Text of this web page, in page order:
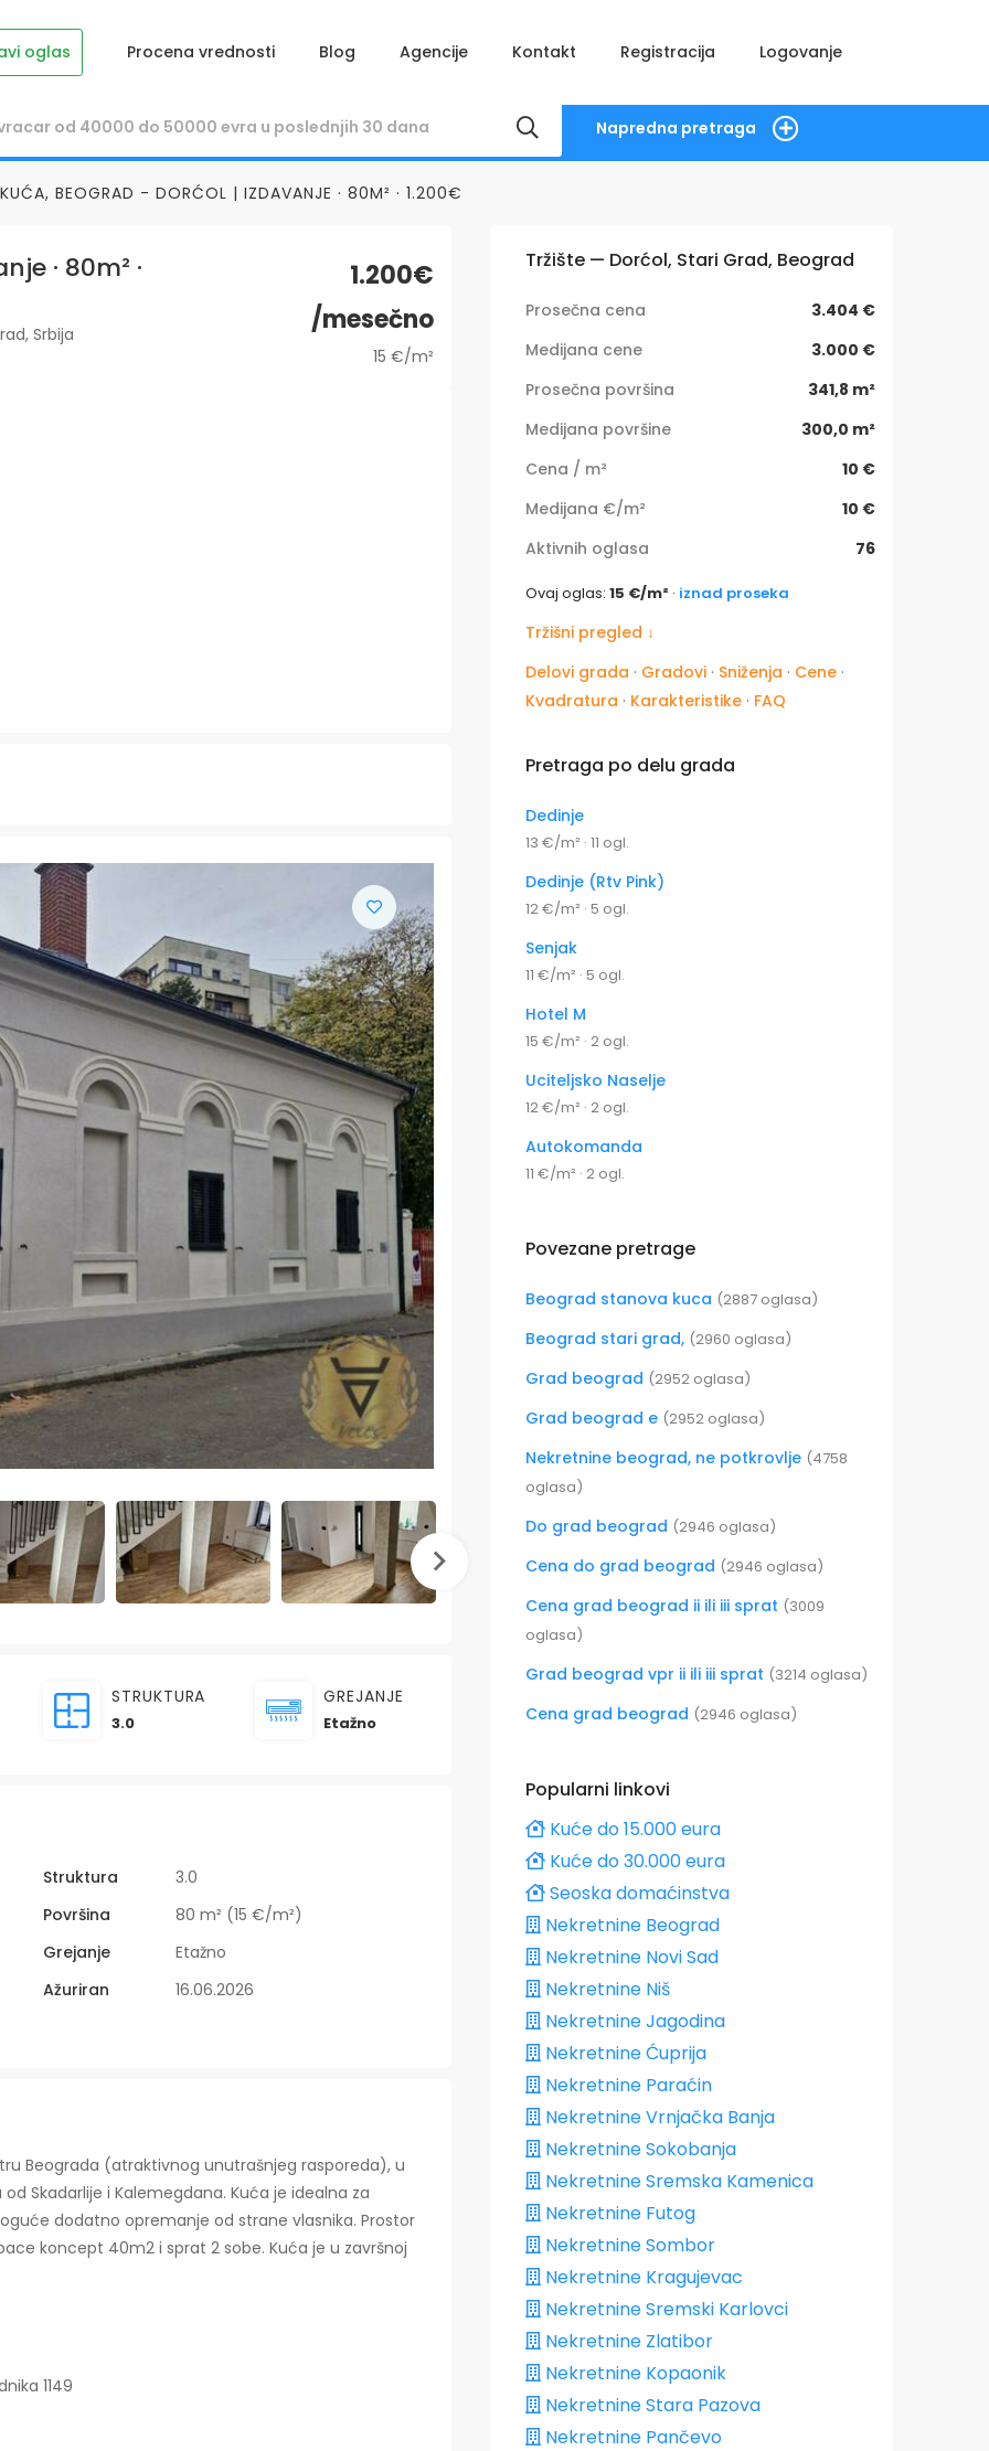
oglas Procena vrednosti Blog Agencije Kontakt Registracija Logovanje
Napredna pretraga
KUĆA, BEOGRAD - DORĆOL | IZDAVANJE · 80M² · 1.200€
· 80m² ·
Srbija
1.200€
/mesečno
15 €/m²
STRUKTURA
3.0
GREJANJE
Etažno
Struktura
3.0
Površina
80 m² (15 €/m²)
Grejanje
Etažno
Ažuriran
16.06.2026
Beograda (atraktivnog unutrašnjeg rasporeda), u
Skadarlije i Kalemegdana. Kuća je idealna za
dodatno opremanje od strane vlasnika. Prostor
koncept 40m2 i sprat 2 sobe. Kuća je u završnoj
1149
Tržište — Dorćol, Stari Grad, Beograd
Prosečna cena
3.404 €
Medijana cene
3.000 €
Prosečna površina
341,8 m²
Medijana površine
300,0 m²
Cena / m²
10 €
Medijana €/m²
10 €
Aktivnih oglasa
76
Ovaj oglas: 15 €/m² · iznad proseka
Tržišni pregled ↓
Delovi grada · Gradovi · Sniženja · Cene ·
Kvadratura · Karakteristike · FAQ
Pretraga po delu grada
Dedinje
13 €/m² · 11 ogl.
Dedinje (Rtv Pink)
12 €/m² · 5 ogl.
Senjak
11 €/m² · 5 ogl.
Hotel M
15 €/m² · 2 ogl.
Uciteljsko Naselje
12 €/m² · 2 ogl.
Autokomanda
11 €/m² · 2 ogl.
Povezane pretrage
Beograd stanova kuca (2887 oglasa)
Beograd stari grad, (2960 oglasa)
Grad beograd (2952 oglasa)
Grad beograd e (2952 oglasa)
Nekretnine beograd, ne potkrovlje (4758
oglasa)
Do grad beograd (2946 oglasa)
Cena do grad beograd (2946 oglasa)
Cena grad beograd ii ili iii sprat (3009
oglasa)
Grad beograd vpr ii ili iii sprat (3214 oglasa)
Cena grad beograd (2946 oglasa)
Popularni linkovi
Kuće do 15.000 eura
Kuće do 30.000 eura
Seoska domaćinstva
Nekretnine Beograd
Nekretnine Novi Sad
Nekretnine Niš
Nekretnine Jagodina
Nekretnine Ćuprija
Nekretnine Paraćin
Nekretnine Vrnjačka Banja
Nekretnine Sokobanja
Nekretnine Sremska Kamenica
Nekretnine Futog
Nekretnine Sombor
Nekretnine Kragujevac
Nekretnine Sremski Karlovci
Nekretnine Zlatibor
Nekretnine Kopaonik
Nekretnine Stara Pazova
Nekretnine Pančevo